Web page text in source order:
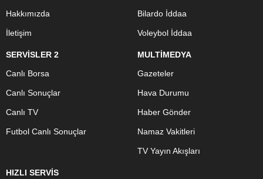
Hakkımızda
İletişim
Bilardo İddaa
Voleybol İddaa
SERVİSLER 2
Canlı Borsa
Canlı Sonuçlar
Canlı TV
Futbol Canlı Sonuçlar
MULTİMEDYA
Gazeteler
Hava Durumu
Haber Gönder
Namaz Vakitleri
TV Yayın Akışları
HIZLI SERVİS